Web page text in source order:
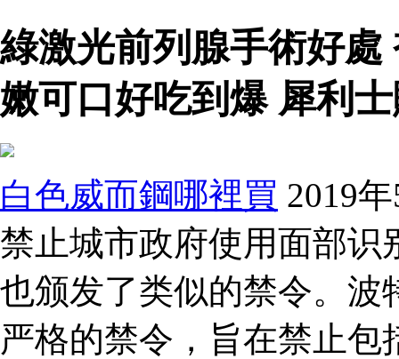
綠激光前列腺手術好
嫩可口好吃到爆 犀利
白色威而鋼哪裡買 2019
禁止城市政府使用面部识
也颁发了类似的禁令。波
严格的禁令，旨在禁止